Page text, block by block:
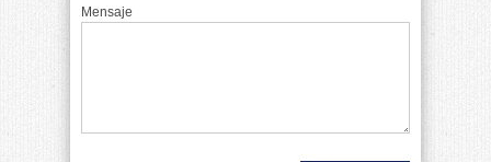
Mensaje